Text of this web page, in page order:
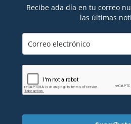
Recibe ada día en tu correo
las últimas